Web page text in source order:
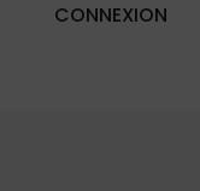
CONNEXION